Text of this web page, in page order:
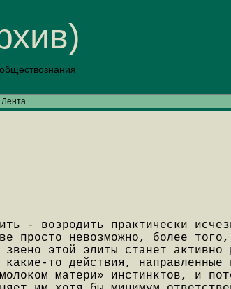
Лента
- возродить практически
просто невозможно, более
этой элиты станет активно
то действия, направленные
матери» инстинктов, и